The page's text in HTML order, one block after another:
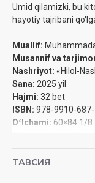
Umid qilamizki, bu
hayotiy tajribani
Muallif:
Musannif va
Nashriyot: «Hilol-
Sana: 2025 yil
Hajmi: 32 bet
ISBN: 978-9910-
Oʻlchami: 60×84 1/8
Mazkur
ТАВСИЯ